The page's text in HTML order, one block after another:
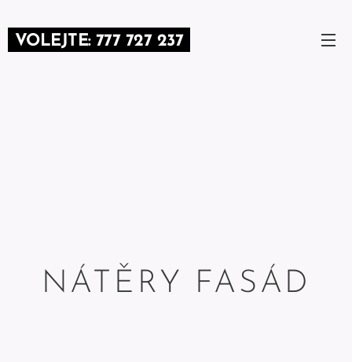
VOLEJTE: 777 727 237
NÁTĚRY FASÁD